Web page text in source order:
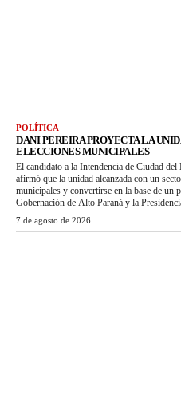
POLÍTICA
DANI PEREIRA PROYECTA LA
ELECCIONES MUNICIPALES
El candidato a la Intendencia de Ciudad
afirmó que la unidad alcanzada con un
municipales y convertirse en la base de un
Gobernación de Alto Paraná y la
7 de agosto de 2026